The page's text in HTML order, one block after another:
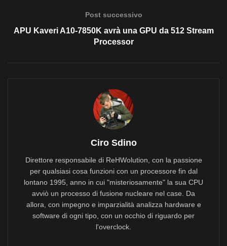
Post successivo
APU Kaveri A10-7850K avrà una GPU da 512 Stream
Processor
Ciro Sdino
Direttore responsabile di ReHWolution, con la passione
per qualsiasi cosa funzioni con un processore fin dal
lontano 1995, anno in cui "misteriosamente" la sua CPU
avviò un processo di fusione nucleare nel case. Da
allora, con impegno e imparzialità analizza hardware e
software di ogni tipo, con un occhio di riguardo per
l'overclock.